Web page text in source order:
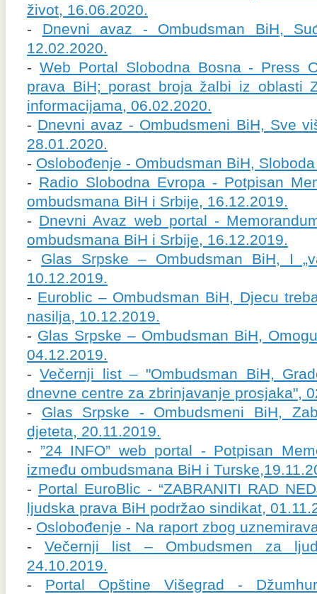
život, 16.06.2020.
- Dnevni avaz - Ombudsman BiH,
12.02.2020.
- Web Portal Slobodna Bosna - Press
prava BiH; porast broja žalbi iz oblasti
informacijama, 06.02.2020.
- Dnevni avaz - Ombudsmeni BiH, Sve
28.01.2020.
- Oslobođenje - Ombudsman BiH,
- Radio Slobodna Evropa - Potpisan
ombudsmana BiH i Srbije, 16.12.2019.
- Dnevni Avaz web portal -
ombudsmana BiH i Srbije, 16.12.2019.
- Glas Srpske – Ombudsman BiH, I
10.12.2019.
- Euroblic – Ombudsman BiH, Djecu
nasilja, 10.12.2019.
- Glas Srpske – Ombudsman BiH,
04.12.2019.
-Večernji list – "Ombudsman BiH,
dnevne centre za zbrinjavanje prosjaka",
- Glas Srpske - Ombudsmeni BiH,
djeteta, 20.11.2019.
- ”24 INFO” web portal - Potpisan
između ombudsmana BiH i
- Portal EuroBlic - “ZABRANITI RAD
ljudska prava BiH podržao sindikat,
- Oslobođenje - Na raport zbog
-Večernji list – Ombudsmen za
24.10.2019.
- Portal Opštine Višegrad -